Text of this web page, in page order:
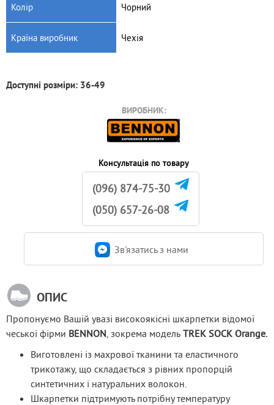
Колір Чорний
Країна виробник Чехія
Доступні розміри: 36-49
ВИРОБНИК:
Консультація по товару
(096) 874-75-30
(050) 657-26-08
Зв'язатись з нами
ОПИС
Пропонуємо Вашій увазі високоякісні шкарпетки відомої
чеської фірми BENNON, зокрема модель TREK SOCK Orange.
Виготовлені із махрової тканини та еластичного
трикотажу, що складається з рівних пропорцій
синтетичних і натуральних волокон.
Шкарпетки підтримують потрібну температуру